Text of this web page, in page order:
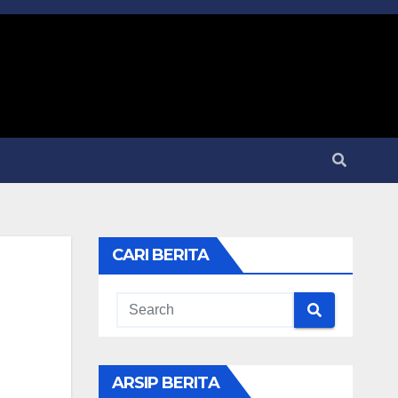
CARI BERITA
ARSIP BERITA